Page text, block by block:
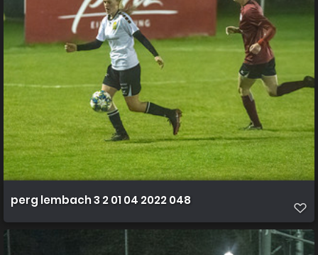
perg lembach 3 2 01 04 2022 048